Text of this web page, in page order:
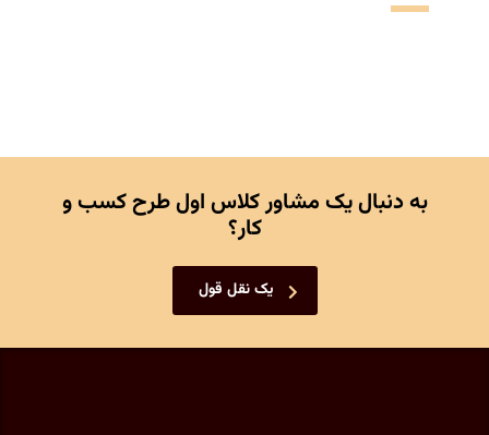
به دنبال یک مشاور کلاس اول طرح کسب و
کار؟
یک نقل قول